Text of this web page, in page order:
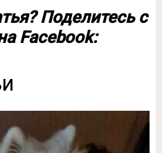
Поделитесь с
Facebook: